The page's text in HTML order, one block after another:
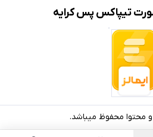
تیپاکس پس کرایه
محتوا محفوظ میباشد.